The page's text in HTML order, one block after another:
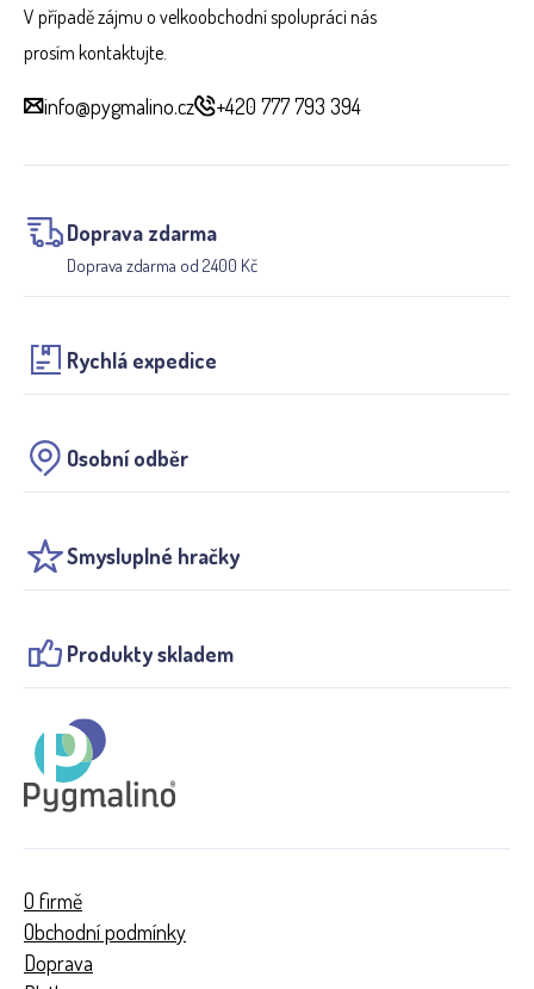
V případě zájmu o velkoobchodní spolupráci nás
prosím kontaktujte.
info@pygmalino.cz +420 777 793 394
Doprava zdarma
Doprava zdarma od 2400 Kč
Rychlá expedice
Osobní odběr
Smysluplné hračky
Produkty skladem
O firmě
Obchodní podmínky
Doprava